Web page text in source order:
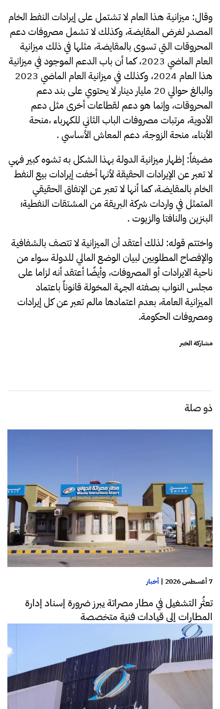
وقال: ميزانية هذا العام لا تشتمل على إيرادات النفط الخام
المصدر لغرض المقايضة، وكذلك لا تشمل مصروفات دعم
المحروقات التي تسوى بالمقايضة، مثلها في ذلك ميزانية
العام الماضي 2023، كما أن باب الدعم الموجود في ميزانية
هذا العام 2024، وكذلك في ميزانية العام الماضي 2023
والبالغ حوالي 20 مليار دينار لا يحتوي على بند دعم
المحروقات، وإنما هو دعم لقطاعات أخرى مثل دعم
الأدوية، مرتبات مصروفات الباب الثاني للكهرباء ،منحة
الأبناء، منحة الزوجة، دعم المعاش الأساسي .
مضيفاً: إظهار ميزانية الدولة بهذا الشكل به تشوه كبير فهي
لا تعبر عن الإيرادات الحقيقة لأنها أخفت إيرادات بيع النفط
الخام بالمقايضة، كما أنها لا تعبر عن الإنفاق الحقيقي
المتمثل في واردات شركة البريقة من المشتقات النفطية؛
البنزين والنافتا والزيوت .
واختتم قوله: لذلك أعتقد أن الميزانية لا تتصف بالشفافية
والإفصاح المطلوبين لبيان الوضع المالي للدولة سواء من
ناحية الايرادات أو المصروفات، وأيضًا أعتقد أنه لزاما على
مجلس النواب بصفته الجهة المخولة قانوناً باعتماد
الميزانية العامة، بعدم اعتمادها مالم تعبر عن كل إيرادات
ومصروفات الحكومة.
مشاركة الخبر
ذو صلة
7 أغسطس 2026 | أخبار
تعثُر التشغيل في مطار مصراتة يبرز ضرورة إسناد إدارة
المطارات إلى قيادات فنية متخصصة